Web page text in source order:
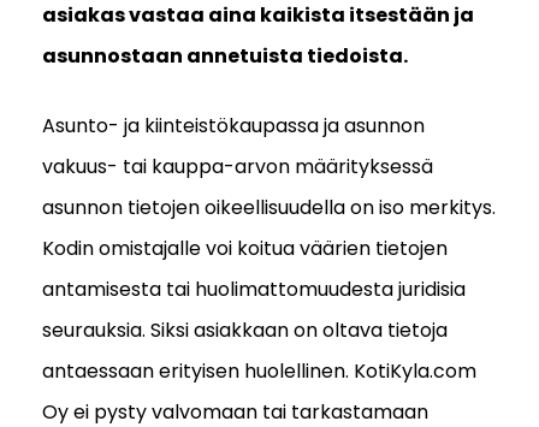
asiakas vastaa aina kaikista itsestään ja
asunnostaan annetuista tiedoista.
Asunto- ja kiinteistökaupassa ja asunnon
vakuus- tai kauppa-arvon määrityksessä
asunnon tietojen oikeellisuudella on iso merkitys.
Kodin omistajalle voi koitua väärien tietojen
antamisesta tai huolimattomuudesta juridisia
seurauksia. Siksi asiakkaan on oltava tietoja
antaessaan erityisen huolellinen. KotiKyla.com
Oy ei pysty valvomaan tai tarkastamaan